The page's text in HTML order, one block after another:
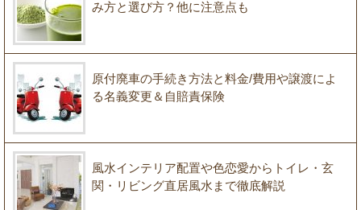
み方と選び方？他に注意点も
原付廃車の手続き方法と料金/費用や譲渡によ
る名義変更＆自賠責保険
風水インテリア配置や色恋愛からトイレ・玄
関・リビング直居風水まで徹底解説